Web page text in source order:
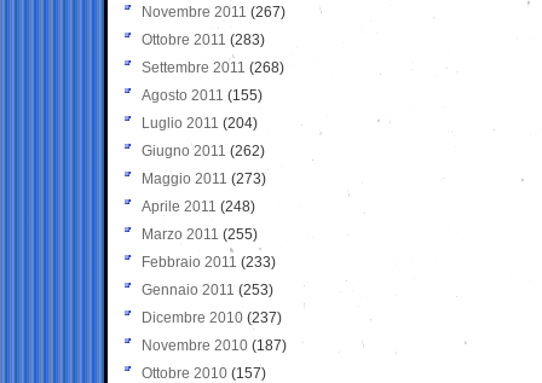
Novembre 2011 (267)
Ottobre 2011 (283)
Settembre 2011 (268)
Agosto 2011 (155)
Luglio 2011 (204)
Giugno 2011 (262)
Maggio 2011 (273)
Aprile 2011 (248)
Marzo 2011 (255)
Febbraio 2011 (233)
Gennaio 2011 (253)
Dicembre 2010 (237)
Novembre 2010 (187)
Ottobre 2010 (157)